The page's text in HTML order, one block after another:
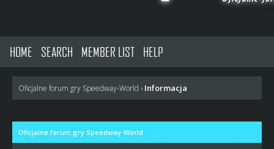
HOME SEARCH MEMBER LIST HELP
Oficjalne forum gry Speedway-World › Informacja
Oficjalne forum gry Speedway-World